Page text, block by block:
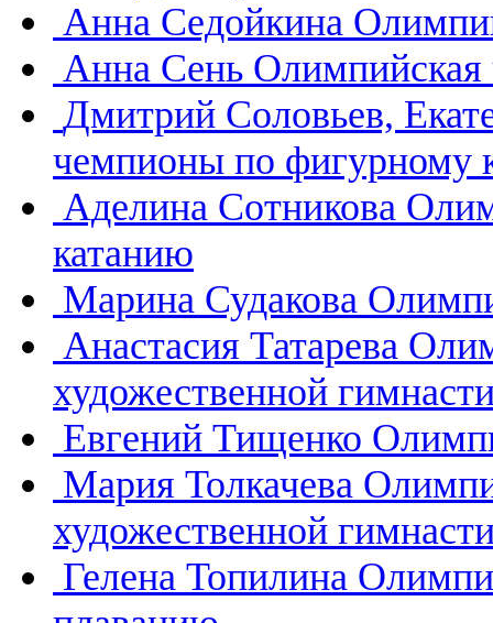
Анна Седойкина
Анна Сень Олимпийская
Дмитрий Соловьев,
чемпионы по фигурному
Аделина Сотникова
катанию
Марина Судакова
Анастасия Татарева
художественной
Евгений Тищенко
Мария Толкачева
художественной
Гелена Топилина